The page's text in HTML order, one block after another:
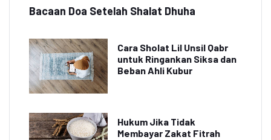
Bacaan Doa Setelah Shalat Dhuha
Cara Sholat Lil Unsil Qabr
untuk Ringankan Siksa dan
Beban Ahli Kubur
Hukum Jika Tidak
Membayar Zakat Fitrah